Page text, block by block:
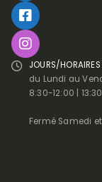
JOURS/
du Lundi au
8:30-12:00 |
Fermé Samedi